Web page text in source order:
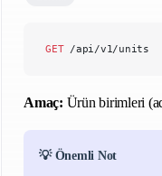
GET /api/v1/units
Amaç: Ürün birimleri
💡 Önemli Not